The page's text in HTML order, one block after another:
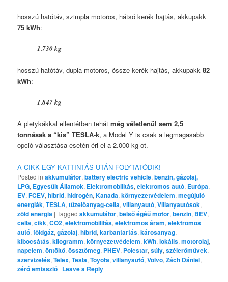
hosszú hatótáv, szimpla motoros, hátsó kerék hajtás, akkupakk
75 kWh:
1.730 kg
hosszú hatótáv, dupla motoros, össze-kerék hajtás, akkupakk82
kWh:
1.847 kg
A pletykákkal ellentétben tehátmég véletlenül sem 2,5
tonnásak a “kis” TESLA-k, a Model Y is csak a legmagasabb
opció választása esetén éri el a 2.000 kg-ot.
A CIKK EGY KATTINTÁS UTÁN FOLYTATÓDIK!
Posted in akkumulátor,battery electric vehicle,benzin, gázolaj,
LPG, Egyesült Államok, Elektromobilitás,elektromos autó, Európa,
EV,FCEV,hibrid,hidrogén,Kanada,környezetvédelem,megújuló
energiák,TESLA,tüzelőanyag-cella,villanyautó,Villanyautósok,
zöld energia |Tagged akkumulátor,belső égéű motor,benzin, BEV,
cella,cikk,CO2,elektromobilitás,elektromos áram,elektromos
autó,földgáz,gázolaj,hibrid,karbantartás,károsanyag,
kibocsátás,kilogramm,környezetvédelem,kWh,lokális,motorolaj,
napelem,öntöltő,össztömeg, PHEV, Polestar,súly,szélerőművek,
szervizelés,Telex,Tesla,Toyota,villanyautó,Volvo,Zách Dániel,
zéró emisszió | Leave a Reply